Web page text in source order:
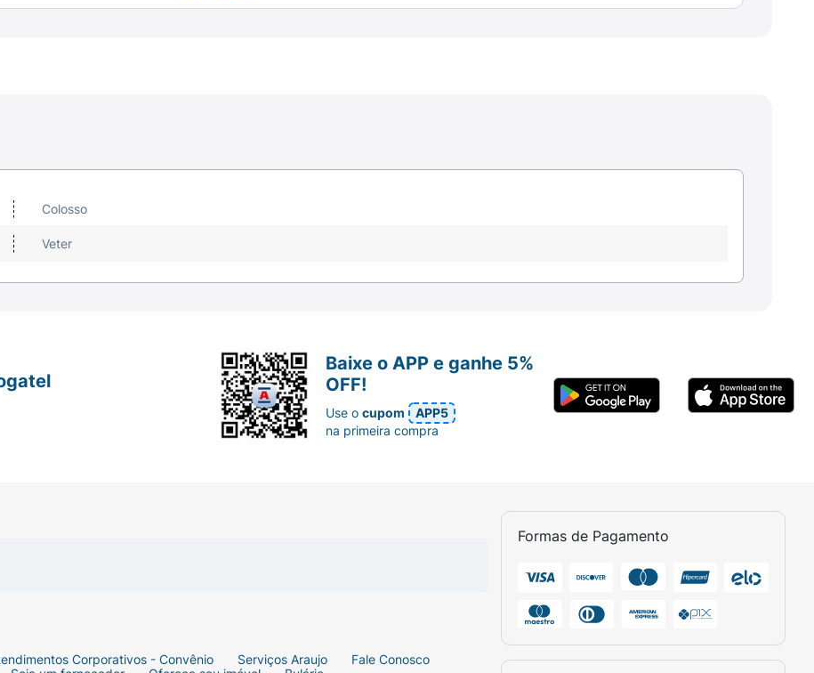
a quantidade diária recomendada em duas ou mais refeições. A quantidade ideal pode variar de
e metabolismo do seu cão (consulte a tabela de orientação de consumo no verso da embalagem ou
Mantenha sempre um bebedouro com água limpa e fresca à disposição do seu pet.Aviso: Caso
Colosso
Veter
Corporativos - Convênio Serviços Araujo
Fale Conosco
Formas de Pagamento
Baixe o APP e ganhe 5%
OFF!
Use ocupom
APP5
na primeira compra